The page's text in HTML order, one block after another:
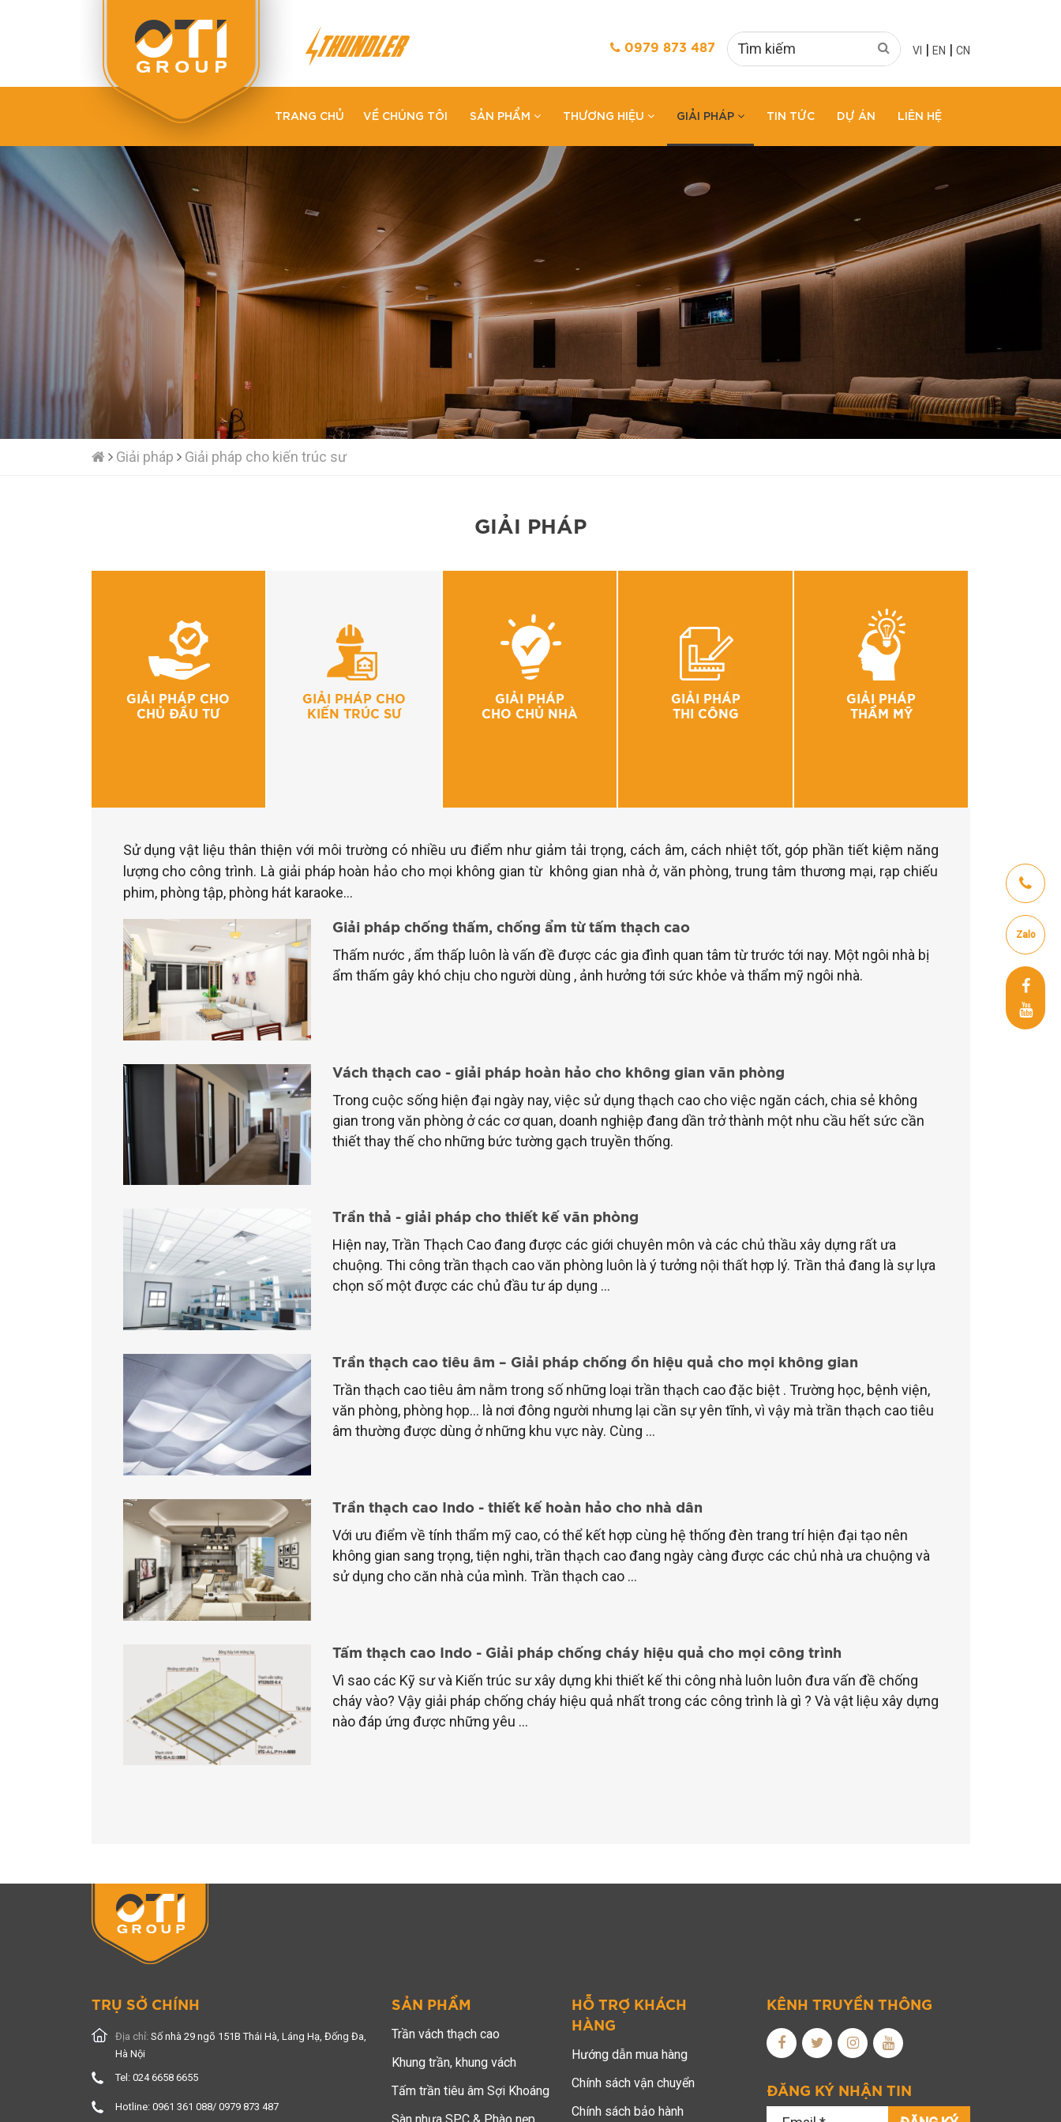
VI | EN | CN
0979 873 487
TRANG CHỦ VỀ CHÚNG TÔI SẢN PHẨM THƯƠNG HIỆU GIẢI PHÁP TIN TỨC DỰ ÁN LIÊN HỆ
Zalo
Loading...
Giải pháp Giải pháp cho kiến trúc sư
GIẢI PHÁP
GIẢI PHÁP CHO
CHỦ ĐẦU TƯ
GIẢI PHÁP CHO
KIẾN TRÚC SƯ
GIẢI PHÁP
CHO CHỦ NHÀ
GIẢI PHÁP
THI CÔNG
GIẢI PHÁP
THẨM MỸ
Sử dụng vật liệu thân thiện với môi trường có nhiều ưu điểm như giảm tải trọng, cách âm, cách nhiệt tốt, góp phần tiết kiệm năng
lượng cho công trình. Là giải pháp hoàn hảo cho mọi không gian từ không gian nhà ở, văn phòng, trung tâm thương mại, rạp chiếu
phim, phòng tập, phòng hát karaoke…
Giải pháp chống thấm, chống ẩm từ tấm thạch cao
Thấm nước , ẩm thấp luôn là vấn đề được các gia đình quan tâm từ trước tới nay. Một ngôi nhà bị
ẩm thấm gây khó chịu cho người dùng , ảnh hưởng tới sức khỏe và thẩm mỹ ngôi nhà.
Vách thạch cao - giải pháp hoàn hảo cho không gian văn phòng
Trong cuộc sống hiện đại ngày nay, việc sử dụng thạch cao cho việc ngăn cách, chia sẻ không
gian trong văn phòng ở các cơ quan, doanh nghiệp đang dần trở thành một nhu cầu hết sức cần
thiết thay thế cho những bức tường gạch truyền thống.
Trần thả - giải pháp cho thiết kế văn phòng
Hiện nay, Trần Thạch Cao đang được các giới chuyên môn và các chủ thầu xây dựng rất ưa
chuộng. Thi công trần thạch cao văn phòng luôn là ý tưởng nội thất hợp lý. Trần thả đang là sự lựa
chọn số một được các chủ đầu tư áp dụng ...
Trần thạch cao tiêu âm – Giải pháp chống ồn hiệu quả cho mọi không gian
Trần thạch cao tiêu âm nằm trong số những loại trần thạch cao đặc biệt . Trường học, bệnh viện,
văn phòng, phòng họp… là nơi đông người nhưng lại cần sự yên tĩnh, vì vậy mà trần thạch cao tiêu
âm thường được dùng ở những khu vực này. Cùng ...
Trần thạch cao Indo - thiết kế hoàn hảo cho nhà dân
Với ưu điểm về tính thẩm mỹ cao, có thể kết hợp cùng hệ thống đèn trang trí hiện đại tạo nên
không gian sang trọng, tiện nghi, trần thạch cao đang ngày càng được các chủ nhà ưa chuộng và
sử dụng cho căn nhà của mình. Trần thạch cao ...
Tấm thạch cao Indo - Giải pháp chống cháy hiệu quả cho mọi công trình
Vì sao các Kỹ sư và Kiến trúc sư xây dựng khi thiết kế thi công nhà luôn luôn đưa vấn đề chống
cháy vào? Vậy giải pháp chống cháy hiệu quả nhất trong các công trình là gì ? Và vật liệu xây dựng
nào đáp ứng được những yêu ...
TRỤ SỞ CHÍNH
Địa chỉ: Số nhà 29 ngõ 151B Thái Hà, Láng Hạ, Đống Đa,
Hà Nội
Tel: 024 6658 6655
Hotline: 0961 361 088/ 0979 873 487
SẢN PHẨM
Trần vách thạch cao
Khung trần, khung vách
Tấm trần tiêu âm Sợi Khoáng
HỖ TRỢ KHÁCH
HÀNG
Hướng dẫn mua hàng
Chính sách vận chuyển
Chính sách bảo hành
KÊNH TRUYỀN THÔNG
ĐĂNG KÝ NHẬN TIN